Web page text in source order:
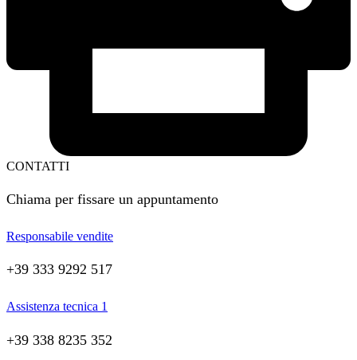
CONTATTI
Chiama per fissare un appuntamento
Responsabile vendite
+39 333 9292 517
Assistenza tecnica 1
+39 338 8235 352